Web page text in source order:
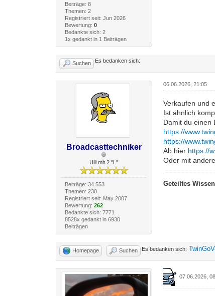
Beiträge: 8
Themen: 2
Registriert seit: Jun 2026
Bewertung: 0
Bedankte sich: 2
1x gedankt in 1 Beiträgen
Suchen Es bedanken sich:
Broadcasttechniker
Ulli mit 2 "L"
Beiträge: 34.553
Themen: 230
Registriert seit: May 2007
Bewertung: 262
Bedankte sich: 7771
8528x gedankt in 6930
Beiträgen
06.06.2026, 21:05
Verkaufen und
Ist ähnlich
Damit du einen
https://
https://
Ab hier https://
Oder mit
Geteiltes
Homepage Suchen Es bedanken sich:
07.06.2026,